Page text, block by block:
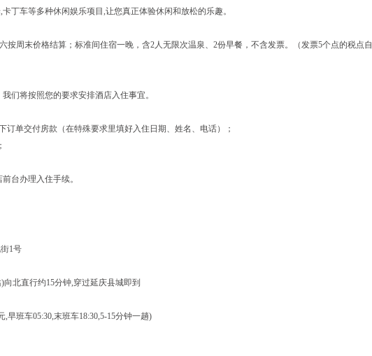
丁车等多种休闲娱乐项目,让您真正体验休闲和放松的乐趣。
按周末价格结算；标准间住宿一晚，含2人无限次温泉、2份早餐，不含发票。（发票5个点的税点自
们将按照您的要求安排酒店入住事宜。
单交付房款（在特殊要求里填好入住日期、姓名、电话）；
台办理入住手续。
1号
北直行约15分钟,穿过延庆县城即到
早班车05:30,末班车18:30,5-15分钟一趟)